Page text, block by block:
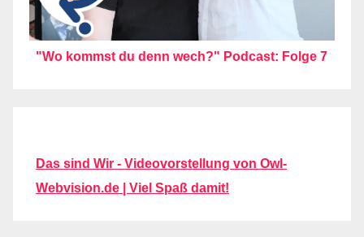
"Wo kommst du denn wech?" Podcast: Folge 7
Das sind Wir - Videovorstellung von Owl-
Webvision.de | Viel Spaß damit!